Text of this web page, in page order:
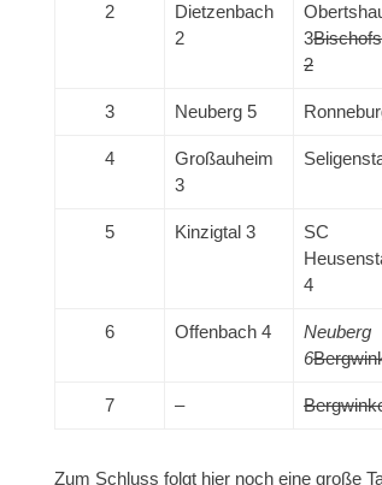
2
Dietzenbach
2
3
2
3 Neuberg 5
4
Großauheim
3
5 Kinzigtal 3
SC
4
6 Offenbach 4
Neuberg
6
7 –
Zum Schluss folgt hier noch eine große